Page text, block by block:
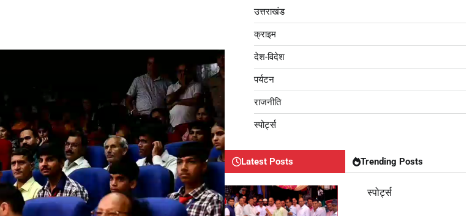
उत्तराखंड
क्राइम
देश-विदेश
पर्यटन
राजनीति
स्पोर्ट्स
Latest Posts Trending Posts
स्पोर्ट्स